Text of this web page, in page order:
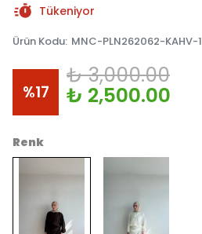
Tükeniyor
Ürün Kodu: MNC-PLN262062-KAHV-1
%17
₺ 3,000.00
₺ 2,500.00
Renk